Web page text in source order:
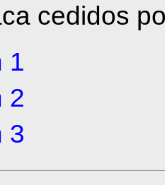
cedidos
1
2
3